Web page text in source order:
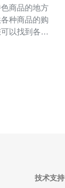
商品的地方
种商品的购
以找到各种
因此产生了
技术支持